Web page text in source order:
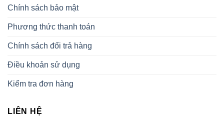
Chính sách bảo mật
Phương thức thanh toán
Chính sách đổi trả hàng
Điều khoản sử dụng
Kiểm tra đơn hàng
LIÊN HỆ